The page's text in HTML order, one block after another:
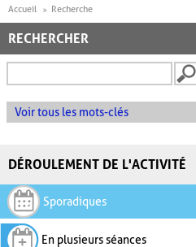
Accueil Recherche
RECHERCHER
Voir tous les mots-clés
DÉROULEMENT DE L'ACTIVITÉ
Sporadiques
En plusieurs séances